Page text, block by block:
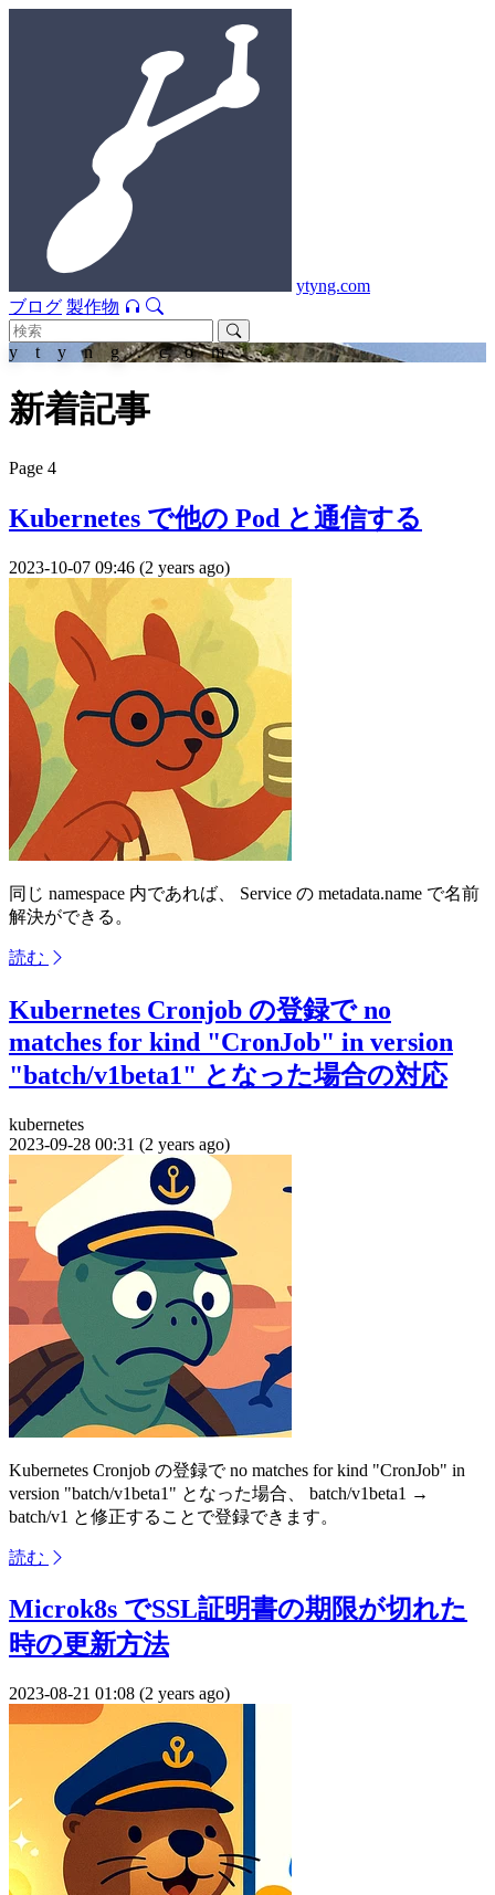
ytyng.com
ブログ 製作物
ytyng.com
新着記事
Page 4
Kubernetes で他の Pod と通信する
2023-10-07 09:46 (2 years ago)
同じ namespace 内であれば、 Service の metadata.name で名前
解決ができる。
読む
Kubernetes Cronjob の登録で no
matches for kind "CronJob" in version
"batch/v1beta1" となった場合の対応
kubernetes
2023-09-28 00:31 (2 years ago)
Kubernetes Cronjob の登録で no matches for kind "CronJob" in
version "batch/v1beta1" となった場合、 batch/v1beta1 →
batch/v1 と修正することで登録できます。
読む
Microk8s でSSL証明書の期限が切れた
時の更新方法
2023-08-21 01:08 (2 years ago)